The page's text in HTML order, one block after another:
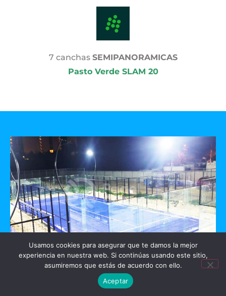
7 canchas SEMIPANORAMICAS
Pasto Verde SLAM 20
GO PADEL
Usamos cookies para asegurar que te damos la mejor
experiencia en nuestra web. Si continúas usando este sitio,
asumiremos que estás de acuerdo con ello.
Aceptar